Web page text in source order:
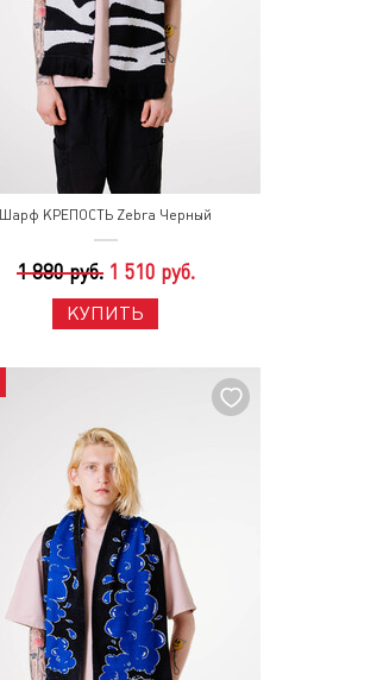
Шарф КРЕПОСТЬ Zebra Черный
1 880 руб. 1 510 руб.
КУПИТЬ